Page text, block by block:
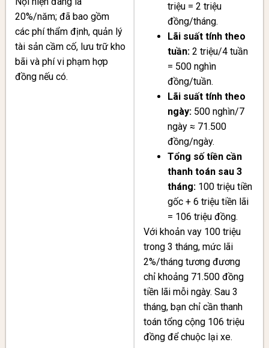
20%/năm; đã bao gồm
các phí thẩm định, quản lý
tài sản cầm cố, lưu trữ kho
bãi và phí vi phạm hợp
đồng nếu có.
triệu = 2 triệu
đồng/tháng.
Lãi suất tính theo
tuần: 2 triệu/4 tuần
= 500 nghìn
đồng/tuần.
Lãi suất tính theo
ngày: 500 nghìn/7
ngày ≈ 71.500
đồng/ngày.
Tổng số tiền cần
thanh toán sau 3
tháng: 100 triệu tiền
gốc + 6 triệu tiền lãi
= 106 triệu đồng.
Với khoản vay 100 triệu
trong 3 tháng, mức lãi
2%/tháng tương đương
chỉ khoảng 71.500 đồng
tiền lãi mỗi ngày. Sau 3
tháng, bạn chỉ cần thanh
toán tổng cộng 106 triệu
đồng để chuộc lại xe.